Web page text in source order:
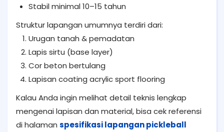
Stabil minimal 10–15 tahun
Struktur lapangan umumnya terdiri dari:
Urugan tanah & pemadatan
Lapis sirtu (base layer)
Cor beton bertulang
Lapisan coating acrylic sport flooring
Kalau Anda ingin melihat detail teknis lengkap
mengenai lapisan dan material, bisa cek referensi
di halaman spesifikasi lapangan pickleball